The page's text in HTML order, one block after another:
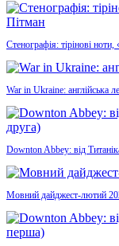
Стенографія: тірінові
War in Ukraine: англійська
Downton Abbey: від
Мовний дайджест-лютий